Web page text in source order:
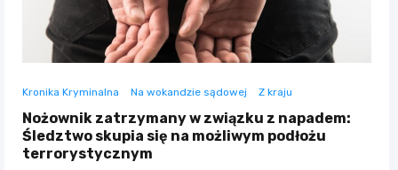
Kronika Kryminalna Na wokandzie sądowej Z kraju
Nożownik zatrzymany w związku z napadem:
Śledztwo skupia się na możliwym podłożu
terrorystycznym